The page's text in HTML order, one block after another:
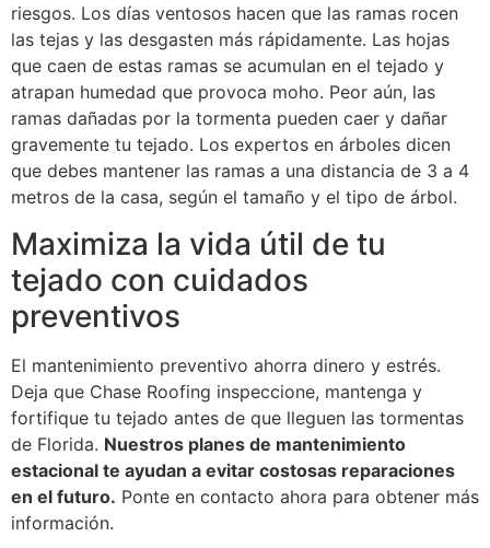
riesgos. Los días ventosos hacen que las ramas rocen
las tejas y las desgasten más rápidamente. Las hojas
que caen de estas ramas se acumulan en el tejado y
atrapan humedad que provoca moho. Peor aún, las
ramas dañadas por la tormenta pueden caer y dañar
gravemente tu tejado. Los expertos en árboles dicen
que debes mantener las ramas a una distancia de 3 a 4
metros de la casa, según el tamaño y el tipo de árbol.
Maximiza la vida útil de tu
tejado con cuidados
preventivos
El mantenimiento preventivo ahorra dinero y estrés.
Deja que Chase Roofing inspeccione, mantenga y
fortifique tu tejado antes de que lleguen las tormentas
de Florida. Nuestros planes de mantenimiento
estacional te ayudan a evitar costosas reparaciones
en el futuro. Ponte en contacto ahora para obtener más
información.